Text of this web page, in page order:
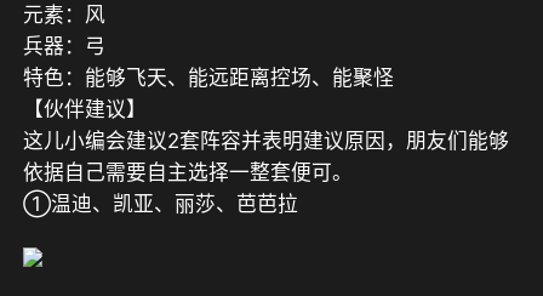
元素：风
兵器：弓
特色：能够飞天、能远距离控场、能聚怪
【伙伴建议】
这儿小编会建议2套阵容并表明建议原因，朋友们能够
依据自己需要自主选择一整套便可。
①温迪、凯亚、丽莎、芭芭拉